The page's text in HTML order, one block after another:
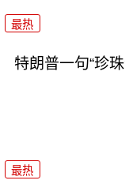
最热
特朗普一句“珍
最热